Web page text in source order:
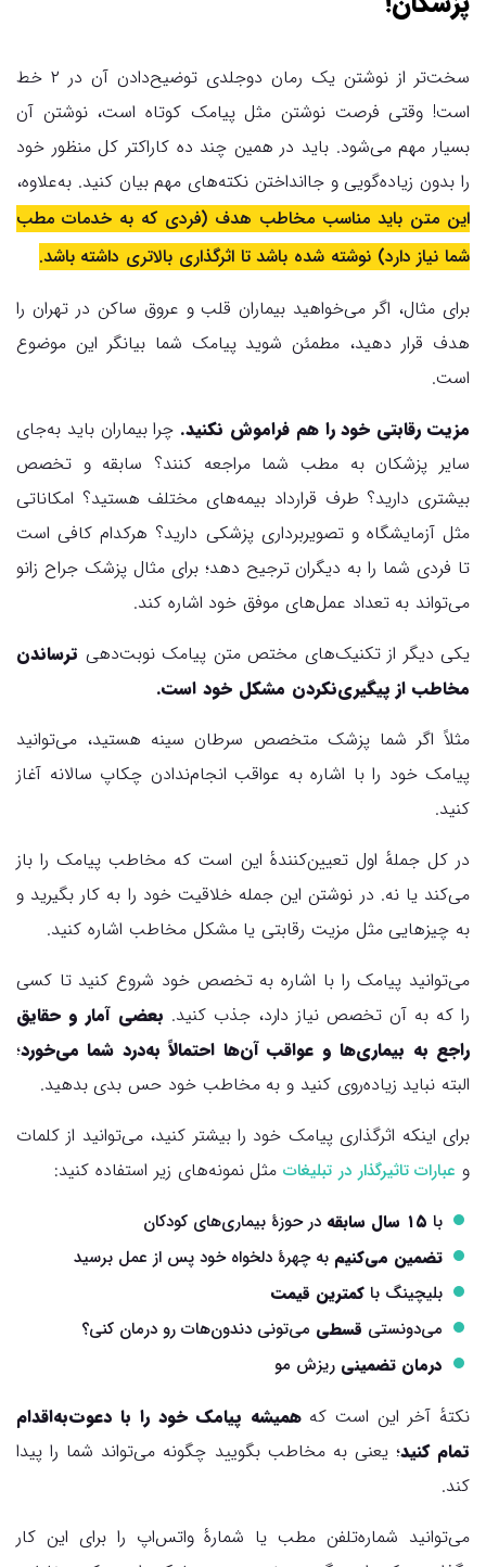
سخت‌تر از نوشتن یک رمان دوجلدی توضیح‌دادن آن در ۲ خط
است! وقتی فرصت نوشتن مثل پیامک کوتاه است، نوشتن آن
بسیار مهم می‌شود. باید در همین چند ده کاراکتر کل منظور خود
را بدون زیاده‌گویی و جاانداختن نکته‌های مهم بیان کنید. به‌علاوه،
این متن باید مناسب مخاطب هدف (فردی که به خدمات مطب
شما نیاز دارد) نوشته شده باشد تا اثرگذاری بالاتری داشته باشد.
برای مثال، اگر می‌خواهید بیماران قلب و عروق ساکن در تهران را
هدف قرار دهید، مطمئن شوید پیامک شما بیانگر این موضوع
است.
مزیت رقابتی خود را هم فراموش نکنید. چرا بیماران باید به‌جای
سایر پزشکان به مطب شما مراجعه کنند؟ سابقه و تخصص
بیشتری دارید؟ طرف قرارداد بیمه‌های مختلف هستید؟ امکاناتی
مثل آزمایشگاه و تصویربرداری پزشکی دارید؟ هرکدام کافی است
تا فردی شما را به دیگران ترجیح دهد؛ برای مثال پزشک جراح زانو
می‌تواند به تعداد عمل‌های موفق خود اشاره کند.
یکی دیگر از تکنیک‌های مختص متن پیامک نوبت‌دهی ترساندن
مخاطب از پیگیری‌نکردن مشکل خود است.
مثلاً اگر شما پزشک متخصص سرطان سینه هستید، می‌توانید
پیامک خود را با اشاره به عواقب انجام‌ندادن چکاپ سالانه آغاز
کنید.
در کل جملهٔ اول تعیین‌کنندهٔ این است که مخاطب پیامک را باز
می‌کند یا نه. در نوشتن این جمله خلاقیت خود را به کار بگیرید و
به چیزهایی مثل مزیت رقابتی یا مشکل مخاطب اشاره کنید.
می‌توانید پیامک را با اشاره به تخصص خود شروع کنید تا کسی
را که به آن تخصص نیاز دارد، جذب کنید. بعضی آمار و حقایق
راجع‌ به بیماری‌ها و عواقب آن‌ها احتمالاً به‌درد شما می‌خورد؛
البته نباید زیاده‌روی کنید و به مخاطب خود حس بدی بدهید.
برای اینکه اثرگذاری پیامک خود را بیشتر کنید، می‌توانید از كلمات
و عبارات تاثیرگذار در تبلیغات مثل نمونه‌های زیر استفاده کنید:
با ۱۵ سال سابقه
در حوزهٔ بیماری‌های کودکان
تضمین می‌کنیم به چهرهٔ دلخواه خود پس از عمل برسید
بلیچینگ با کمترین قیمت
می‌دونستی قسطی می‌تونی دندون‌هات رو درمان کنی؟
درمان تضمینی ریزش مو
نکتهٔ آخر این است کههمیشه پیامک خود را با دعوت‌به‌اقدام
تمام کنید؛ یعنی به مخاطب بگویید چگونه می‌تواند شما را پیدا
کند.
می‌توانید شماره‌تلفن مطب یا شمارهٔ واتس‌اپ را برای این کار